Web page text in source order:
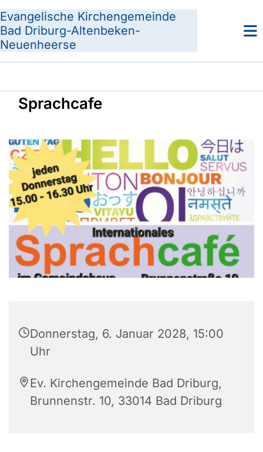
Evangelische Kirchengemeinde
Bad Driburg-Altenbeken-
Neuenheerse
Sprachcafe
Donnerstag, 6. Januar 2028, 15:00
Uhr
Ev. Kirchengemeinde Bad Driburg,
Brunnenstr. 10, 33014 Bad Driburg